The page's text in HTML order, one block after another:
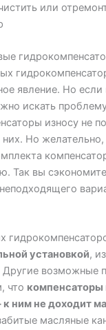
или
явление. Но если
искать
износу не
них. Но
Так вы
установкой,
Другие возможные
что компенсаторы
ним не доходит
масляные